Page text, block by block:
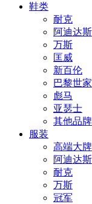
鞋类
耐克
阿迪达斯
万斯
匡威
新百伦
巴黎世家
彪马
亚瑟士
其他品牌
服装
高端大牌
阿迪达斯
耐克
万斯
冠军